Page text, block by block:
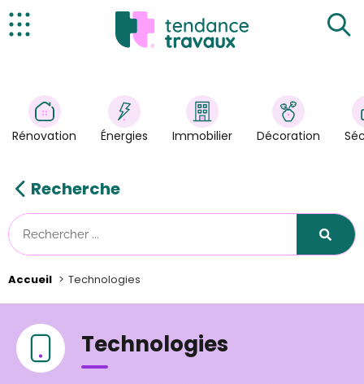
Énergies
Immobilier
Astuces/DIY
Kit partenaire
À propos
Rénovation Énergies Immobilier Décoration
Recherche
Accueil Technologies
Technologies